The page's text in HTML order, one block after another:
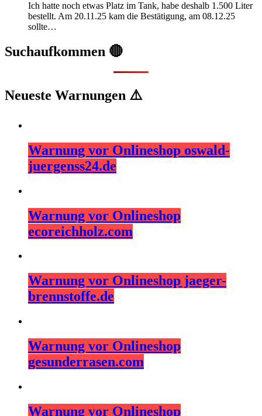
Ich hatte noch etwas Platz im Tank, habe deshalb 1.500 Liter
bestellt. Am 20.11.25 kam die Bestätigung, am 08.12.25
sollte…
Suchaufkommen 🔴
Neueste Warnungen ⚠️
Warnung vor Onlineshop oswald-
juergenss24.de
Warnung vor Onlineshop
ecoreichholz.com
Warnung vor Onlineshop jaeger-
brennstoffe.de
Warnung vor Onlineshop
gesunderrasen.com
Warnung vor Onlineshop